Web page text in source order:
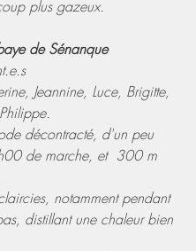
plus gazeux.
de Sénanque
Jeannine, Luce, Brigitte,
décontracté, d'un peu
de marche, et  300 m
notamment pendant
distillant une chaleur bien